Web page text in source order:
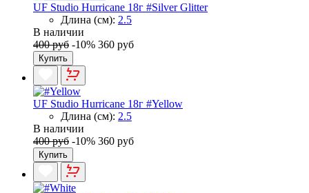
UF Studio Hurricane 18г #Silver Glitter
Длина (см): 2.5
В наличии
400 руб -10% 360 руб
Купить
UF Studio Hurricane 18г #Yellow
Длина (см): 2.5
В наличии
400 руб -10% 360 руб
Купить